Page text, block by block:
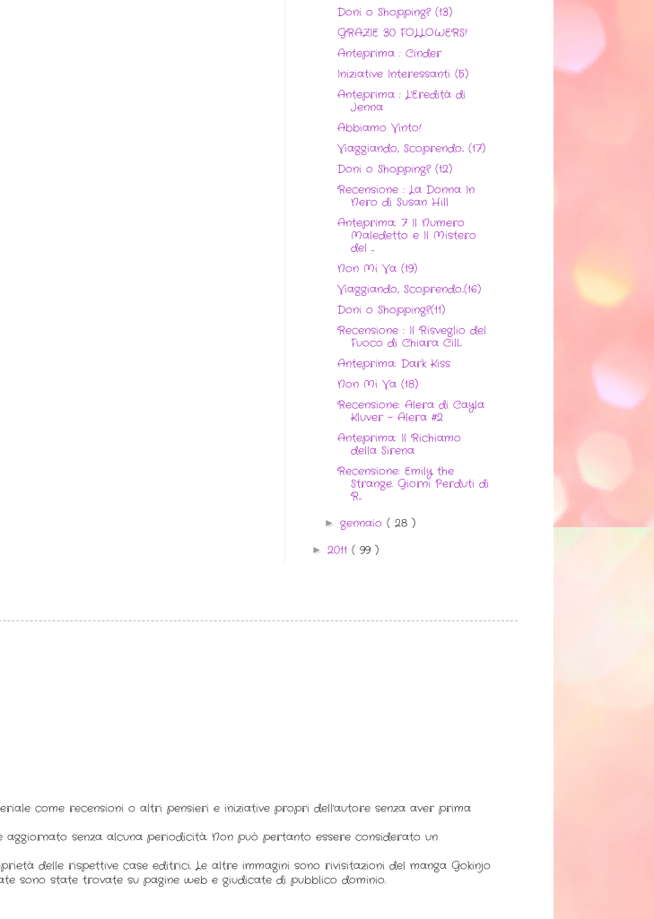
Doni o Shopping? (13)
GRAZIE 30 FOLLOWERS!
Anteprima : Cinder
Iniziative Interessanti (5)
Anteprima : L'Eredità di
Jenna
Abbiamo Vinto!
Viaggiando, Scoprendo.. (17)
Doni o Shopping? (12)
Recensione : La Donna In
Nero di Susan Hill
Anteprima: 7 Il Numero
Maledetto e Il Mistero
del ...
Non Mi Va (19)
Viaggiando, Scoprendo..(16)
Doni o Shopping?(11)
Recensione : Il Risveglio del
Fuoco di Chiara Cill...
Anteprima: Dark Kiss
Non Mi Va (18)
Recensione: Alera di Cayla
Kluver - Alera #2
Anteprima: Il Richiamo
della Sirena
Recensione: Emily the
Strange. Giorni Perduti di
R...
► gennaio ( 28 )
► 2011 ( 99 )
come recensioni o altri pensieri e iniziative propri dell'autore senza aver prima
senza alcuna periodicità. Non può pertanto essere considerato un
delle rispettive case editrici. Le altre immagini sono rivisitazioni del manga Gokinjo
sono state trovate su pagine web e giudicate di pubblico dominio.